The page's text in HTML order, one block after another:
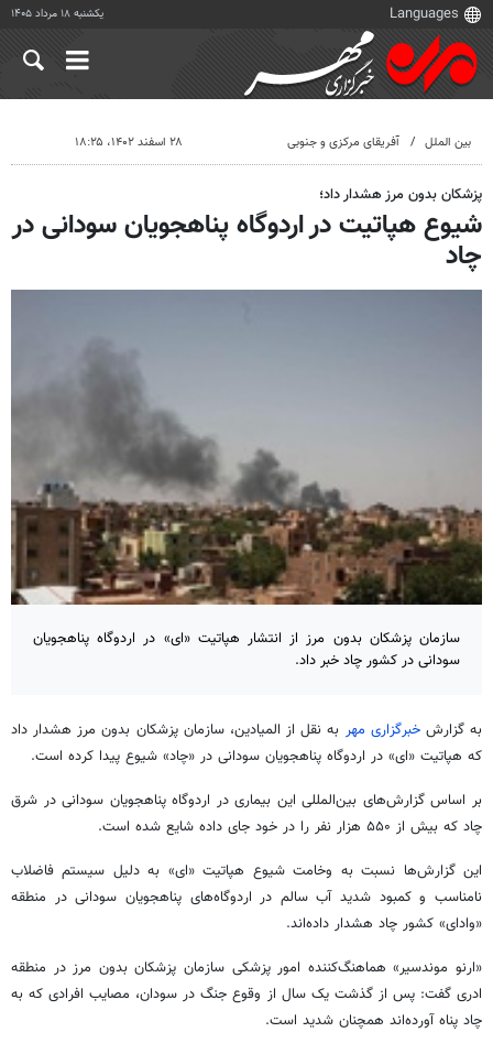
یکشنبه ۱۸ مرداد ۱۴۰۵
بین الملل آفریقای مرکزی و جنوبی ۲۸ اسفند ۱۴۰۲، ۱۸:۲۵
پزشکان بدون مرز هشدار داد؛
شیوع هپاتیت در اردوگاه پناهجویان سودانی در
چاد
سازمان پزشکان بدون مرز از انتشار هپاتیت «ای» در اردوگاه پناهجویان
سودانی در کشور چاد خبر داد.
به گزارشخبرگزاری مهر به نقل از المیادین، سازمان پزشکان بدون مرز هشدار داد
که هپاتیت «ای» در اردوگاه پناهجویان سودانی در «چاد» شیوع پیدا کرده است.
بر اساس گزارش‌های بین‌المللی این بیماری در اردوگاه پناهجویان سودانی در شرق
چاد که بیش از ۵۵۰ هزار نفر را در خود جای داده شایع شده است.
این گزارش‌ها نسبت به وخامت شیوع هپاتیت «ای» به دلیل سیستم فاضلاب
نامناسب و کمبود شدید آب سالم در اردوگاه‌های پناهجویان سودانی در منطقه
«وادای» کشور چاد هشدار داده‌اند.
«ارنو موندسیر» هماهنگ‌کننده امور پزشکی سازمان پزشکان بدون مرز در منطقه
ادری گفت: پس از گذشت یک سال از وقوع جنگ در سودان، مصایب افرادی که به
چاد پناه آورده‌اند همچنان شدید است.